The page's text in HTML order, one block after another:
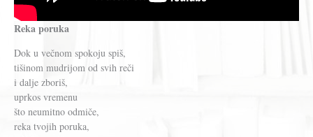
Reka poruka
Dok u večnom spokoju spiš,
tišinom mudrijom od svih reči
i dalje zboriš,
uprkos vremenu
što neumitno odmiče,
reka tvojih poruka,